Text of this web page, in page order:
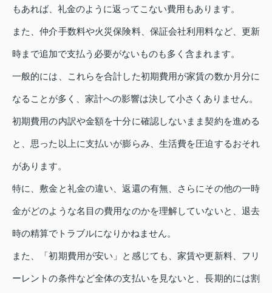
もあれば、礼金のように返ってこない費用もあります。
また、仲介手数料や火災保険料、保証会社利用料など、更新
時まで追加で支払う必要がないものも多く含まれます。
一般的には、これらを合計した初期費用が家賃の数か月分に
なることが多く、家計への影響は決して小さくありません。
初期費用の内訳や金額を十分に確認しないまま契約を進める
と、思った以上に支払いが膨らみ、生活費を圧迫するおそれ
があります。
特に、敷金と礼金の違い、返還の有無、さらにその他の一時
金がどのような名目の費用なのかを理解していないと、退去
時の精算でトラブルになりかねません。
また、「初期費用が安い」と感じても、家賃や更新料、フリ
ーレントの条件など全体の支払いを見ないと、長期的には割